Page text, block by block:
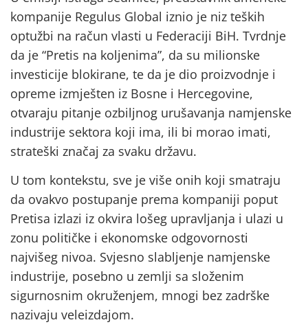
kompanije Regulus Global iznio je niz teških
optužbi na račun vlasti u Federaciji BiH. Tvrdnje
da je “Pretis na koljenima”, da su milionske
investicije blokirane, te da je dio proizvodnje i
opreme izmješten iz Bosne i Hercegovine,
otvaraju pitanje ozbiljnog urušavanja namjenske
industrije sektora koji ima, ili bi morao imati,
strateški značaj za svaku državu.
U tom kontekstu, sve je više onih koji smatraju
da ovakvo postupanje prema kompaniji poput
Pretisa izlazi iz okvira lošeg upravljanja i ulazi u
zonu političke i ekonomske odgovornosti
najvišeg nivoa. Svjesno slabljenje namjenske
industrije, posebno u zemlji sa složenim
sigurnosnim okruženjem, mnogi bez zadrške
nazivaju veleizdajom.